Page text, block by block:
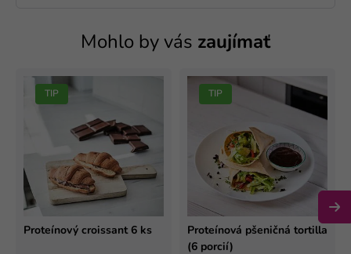
Mohlo by vás zaujímať
TIP
Proteínový croissant 6 ks
TIP
Proteínová pšeničná tortilla
(6 porcií)